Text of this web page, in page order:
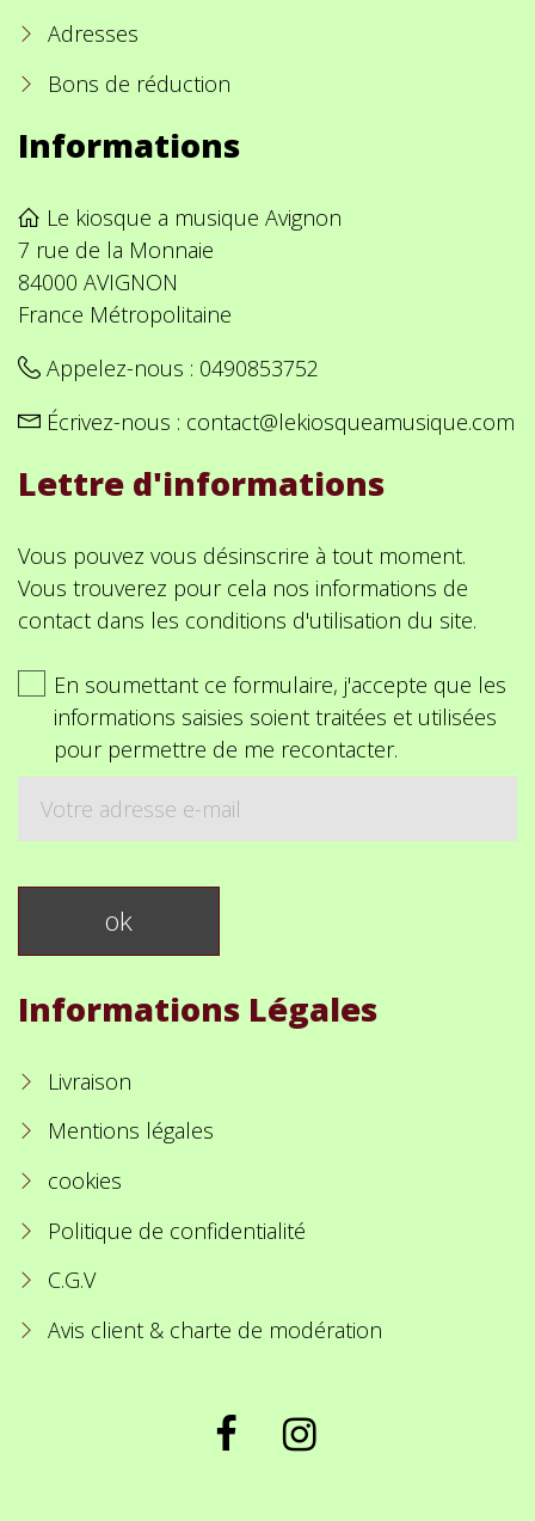
Adresses
Bons de réduction
Informations
Le kiosque a musique Avignon
7 rue de la Monnaie
84000 AVIGNON
France Métropolitaine
Appelez-nous : 0490853752
Écrivez-nous : contact@lekiosqueamusique.com
Lettre d'informations
Vous pouvez vous désinscrire à tout moment.
Vous trouverez pour cela nos informations de
contact dans les conditions d'utilisation du site.
En soumettant ce formulaire, j'accepte que les
informations saisies soient traitées et utilisées
pour permettre de me recontacter.
Informations Légales
Livraison
Mentions légales
cookies
Politique de confidentialité
C.G.V
Avis client & charte de modération